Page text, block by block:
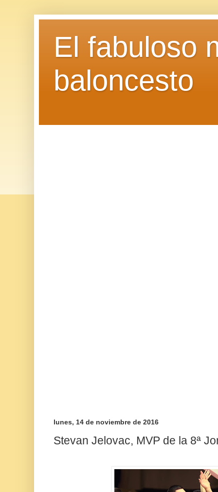
El fabuloso
baloncesto
lunes, 14 de noviembre de 2016
Stevan Jelovac, MVP de la 8ª